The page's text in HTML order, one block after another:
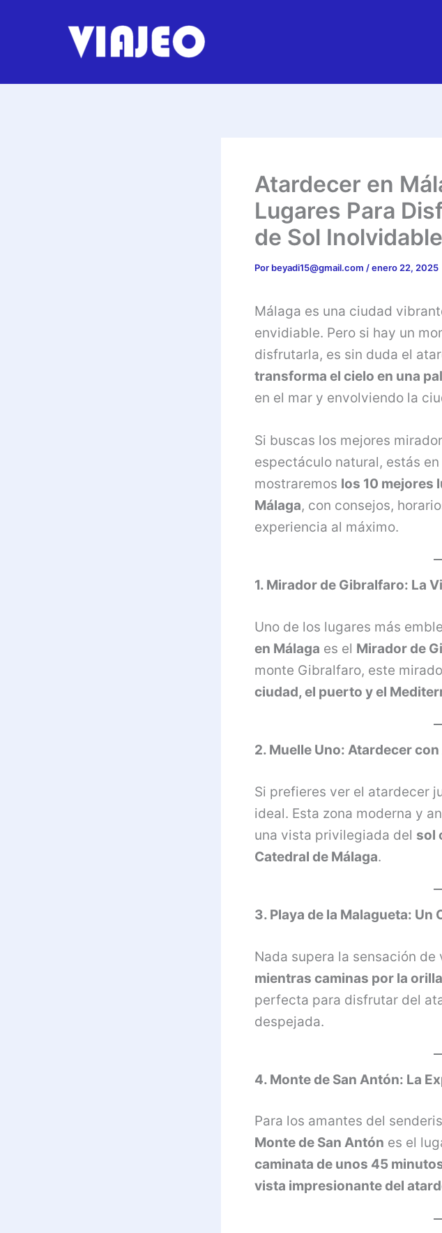
Atardecer en
Lugares Para
de Sol Inolvidable
Por beyadi15@gmail.com /enero 22, 2025
Málaga es una ciudad
envidiable. Pero si hay un
disfrutarla, es sin duda el
transforma el cielo en una
en el mar y envolviendo la
Si buscas los mejores
espectáculo natural, estás
mostraremos los 10 mejores
Málaga, con consejos,
experiencia al máximo.
1. Mirador de Gibralfaro: La
Uno de los lugares más
en Málaga es el Mirador de
monte Gibralfaro, este
ciudad, el puerto y el
2. Muelle Uno: Atardecer
Si prefieres ver el atardecer
ideal. Esta zona moderna y
una vista privilegiada del sol
Catedral de Málaga.
3. Playa de la Malagueta: Un
Nada supera la sensación
mientras caminas por la
perfecta para disfrutar del
despejada.
4. Monte de San Antón: La
Para los amantes del
Monte de San Antón es el
caminata de unos 45
vista impresionante del